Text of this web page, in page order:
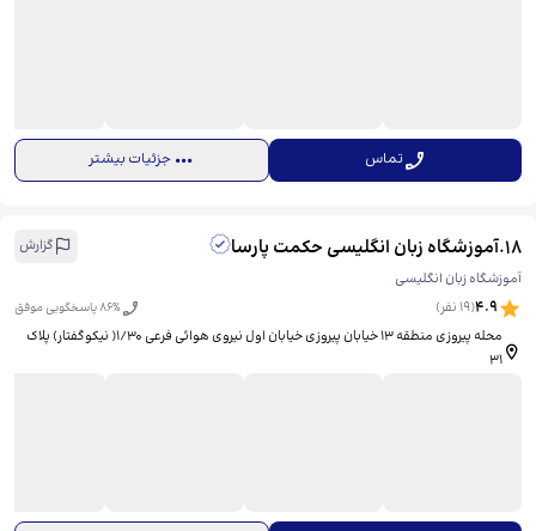
تماس جزئیات بیشتر
18
.آموزشگاه زبان انگلیسی حکمت پارسا
گزارش
آموزشگاه زبان انگلیسی
4.9
(
19 نفر) 86% پاسخگویی موفق
محله پیروزی منطقه ۱۳ خیابان پیروزی خیابان اول نیروی هوائی فرعی ۱/۳۰( نیکوگفتار) پلاک
۳۱